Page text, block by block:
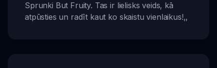
Sprunki But Fruity. Tas ir lielisks veids, kā
atpūsties un radīt kaut ko skaistu vienlaikus!,,